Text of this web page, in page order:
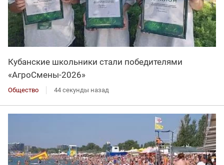
Кубанские школьники стали победителями
«АгроСмены-2026»
Общество 44 секунды назад